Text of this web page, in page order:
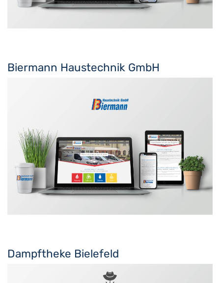
Biermann Haustechnik GmbH
Dampftheke Bielefeld